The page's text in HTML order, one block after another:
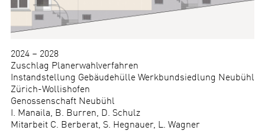
2024 – 2028
Zuschlag Planerwahlverfahren
Instandstellung Gebäudehülle Werkbundsiedlung Neubühl
Zürich-Wollishofen
Genossenschaft Neubühl
I. Manaila, B. Burren, D. Schulz
Mitarbeit C. Berberat, S. Hegnauer, L. Wagner